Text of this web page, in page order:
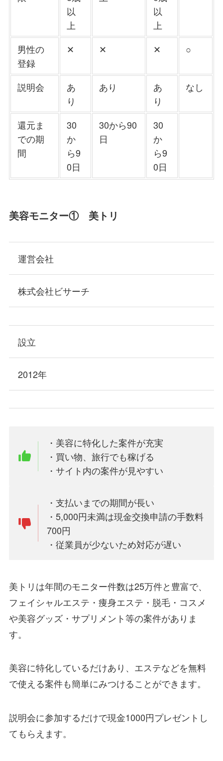
以
上
以
上
男性の
登録
✕ ✕ ✕ ○
説明会
あ
り
あり
あ
り
なし
還元ま
での期
間
30
か
ら9
0日
30から90
日
30
か
ら9
0日
美容モニター① 美トリ
運営会社
株式会社ビサーチ
設立
2012年
・美容に特化した案件が充実
・買い物、旅行でも稼げる
・サイト内の案件が見やすい
・支払いまでの期間が長い
・5,000円未満は現金交換申請の手数料
700円
・従業員が少ないため対応が遅い
美トリは年間のモニター件数は25万件と豊富で、
フェイシャルエステ・痩身エステ・脱毛・コスメ
や美容グッズ・サプリメント等の案件がありま
す。
美容に特化しているだけあり、エステなどを無料
で使える案件も簡単にみつけることができます。
説明会に参加するだけで現金1000円プレゼントし
てもらえます。